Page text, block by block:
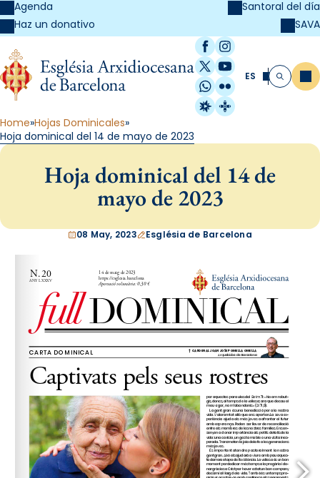
Agenda
Haz un donativo
Santoral del día
SAVA
Facebook
Instagram
X / Twitter
YouTube
WhatsApp
Flickr
Radio Estel
Catalunya
ES Buscar
Home Hojas Dominicales
Hoja dominical del 14 de mayo de 2023
Hoja dominical del 14 de
mayo de 2023
08 May, 2023 Església de Barcelona